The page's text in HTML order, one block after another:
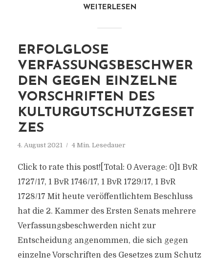
WEITERLESEN
ERFOLGLOSE
VERFASSUNGSBESCHWER
DEN GEGEN EINZELNE
VORSCHRIFTEN DES
KULTURGUTSCHUTZGESET
ZES
4. August 2021 4 Min. Lesedauer
Click to rate this post![Total: 0 Average: 0]1 BvR
1727/17, 1 BvR 1746/17, 1 BvR 1729/17, 1 BvR
1728/17 Mit heute veröffentlichtem Beschluss
hat die 2. Kammer des Ersten Senats mehrere
Verfassungsbeschwerden nicht zur
Entscheidung angenommen, die sich gegen
einzelne Vorschriften des Gesetzes zum Schutz